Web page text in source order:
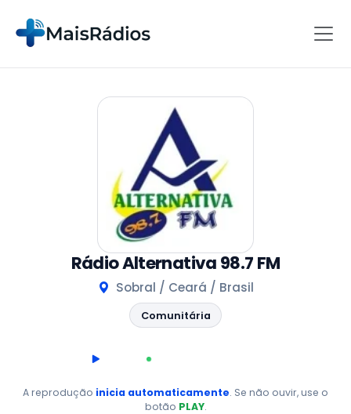
Rádio Alternativa 98.7 FM
Sobral / Ceará / Brasil
Comunitária
AO VIVO
A reprodução inicia automaticamente. Se não ouvir, use o
botão PLAY.